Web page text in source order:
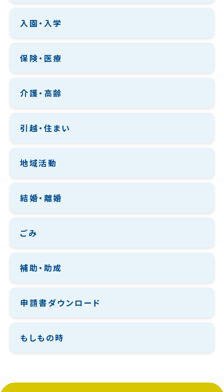
入園・入学
保険・医療
介護・高齢
引越・住まい
地域活動
結婚・離婚
ごみ
補助・助成
申請書ダウンロード
もしもの時